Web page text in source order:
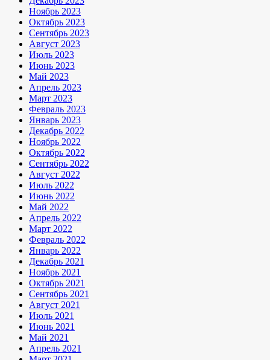
Ноябрь 2023
Октябрь 2023
Сентябрь 2023
Август 2023
Июль 2023
Июнь 2023
Май 2023
Апрель 2023
Март 2023
Февраль 2023
Январь 2023
Декабрь 2022
Ноябрь 2022
Октябрь 2022
Сентябрь 2022
Август 2022
Июль 2022
Июнь 2022
Май 2022
Апрель 2022
Март 2022
Февраль 2022
Январь 2022
Декабрь 2021
Ноябрь 2021
Октябрь 2021
Сентябрь 2021
Август 2021
Июль 2021
Июнь 2021
Май 2021
Апрель 2021